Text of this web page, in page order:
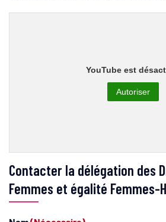
YouTube est
Autoriser
Contacter la délégation des
Femmes et égalité Femmes-